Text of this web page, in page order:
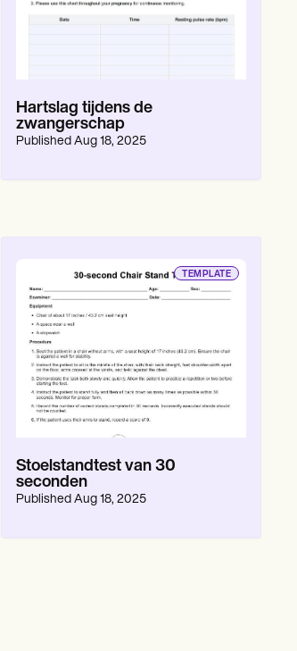
Hartslag tijdens de
zwangerschap
Published Aug 18, 2025
TEMPLATE
Stoelstandtest van 30
seconden
Published Aug 18, 2025